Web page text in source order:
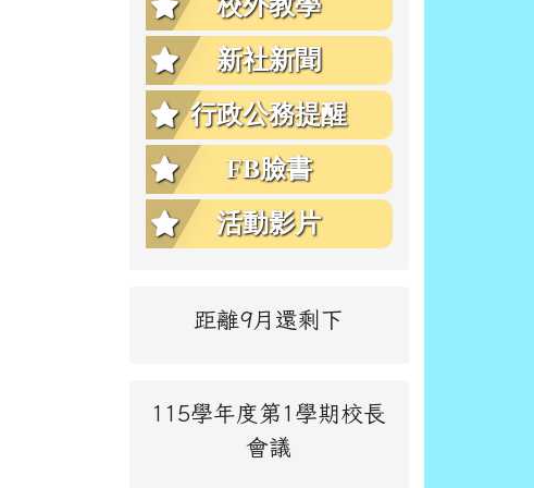
校外教學
新社新聞
行政公務提醒
FB臉書
活動影片
距離9月還剩下
115學年度第1學期校長
會議